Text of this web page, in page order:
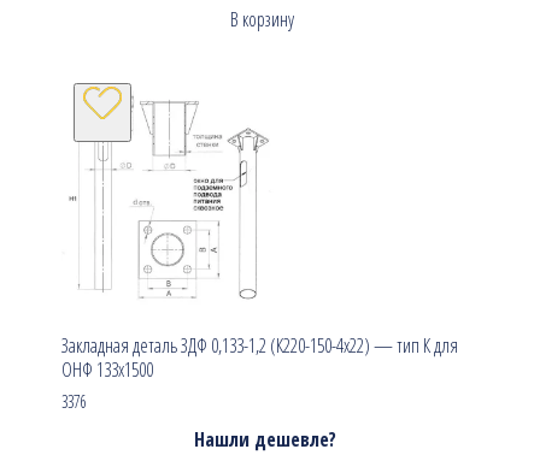
В корзину
Закладная деталь ЗДФ 0,133-1,2 (К220-150-4х22) — тип К для
ОНФ 133х1500
3376
Нашли дешевле?